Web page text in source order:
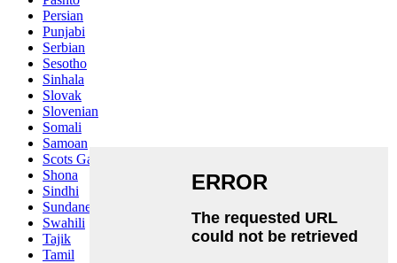
Persian
Punjabi
Serbian
Sesotho
Sinhala
Slovak
Slovenian
Somali
Samoan
Scots Gaelic
Shona
Sindhi
Sundanese
Swahili
Tajik
Tamil